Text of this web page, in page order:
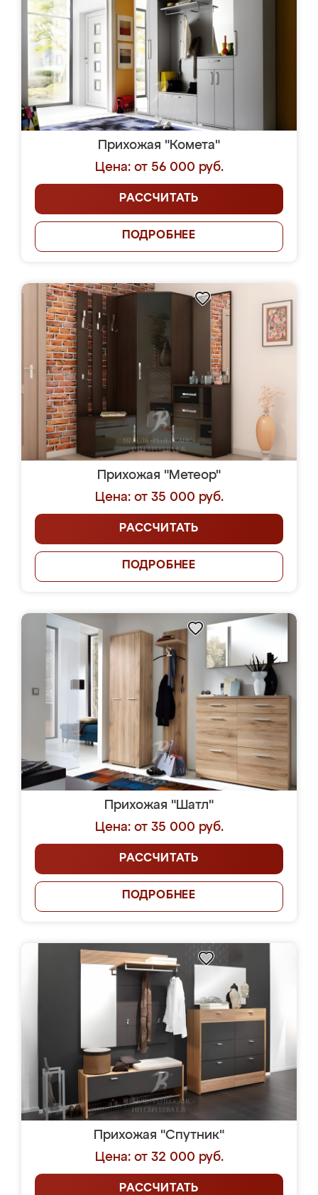
Прихожая "Комета"
Цена: от 56 000 руб.
РАССЧИТАТЬ
ПОДРОБНЕЕ
Прихожая "Метеор"
Цена: от 35 000 руб.
РАССЧИТАТЬ
ПОДРОБНЕЕ
Прихожая "Шатл"
Цена: от 35 000 руб.
РАССЧИТАТЬ
ПОДРОБНЕЕ
Прихожая "Спутник"
Цена: от 32 000 руб.
РАССЧИТАТЬ